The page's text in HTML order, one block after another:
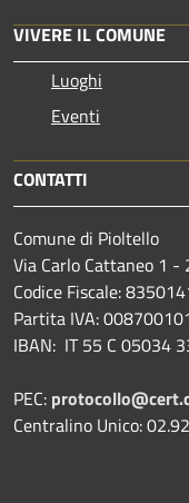
VIVERE IL COMUNE
Luoghi
Eventi
CONTATTI
Comune di Pioltello
Via Carlo Cattaneo 1
Codice Fiscale:
Partita IVA:
IBAN: IT 55 C 05034
PEC:
Centralino Unico: